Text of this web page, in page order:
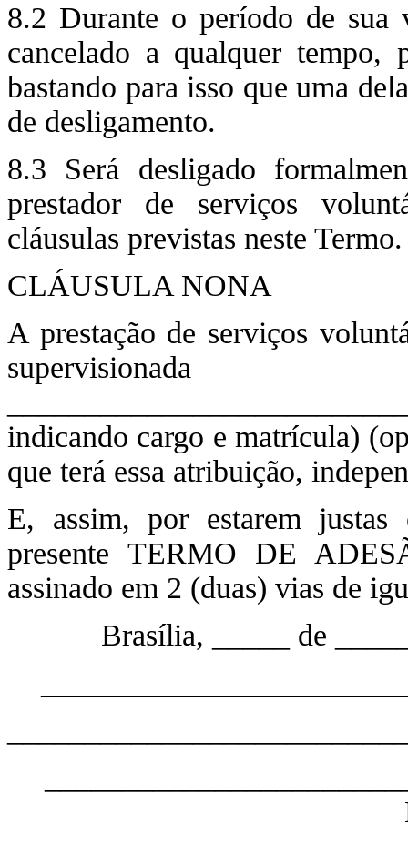
8.2 Durante o período de sua
cancelado a qualquer tempo,
bastando para isso que uma
de desligamento.
8.3 Será desligado
prestador de serviços
cláusulas previstas neste Termo.
CLÁUSULA NONA
A prestação de serviços
indicando cargo e matrícula)
que terá essa atribuição,
E, assim, por estarem justas
presente TERMO DE
assinado em 2 (duas) vias de
Brasília, _____ de